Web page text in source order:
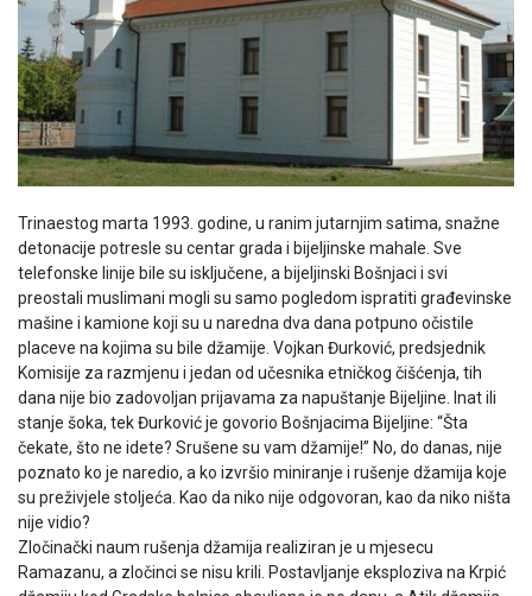
Trinaestog marta 1993. godine, u ranim jutarnjim satima, snažne
detonacije potresle su centar grada i bijeljinske mahale. Sve
telefonske linije bile su isključene, a bijeljinski Bošnjaci i svi
preostali muslimani mogli su samo pogledom ispratiti građevinske
mašine i kamione koji su u naredna dva dana potpuno očistile
placeve na kojima su bile džamije. Vojkan Đurković, predsjednik
Komisije za razmjenu i jedan od učesnika etničkog čišćenja, tih
dana nije bio zadovoljan prijavama za napuštanje Bijeljine. Inat ili
stanje šoka, tek Đurković je govorio Bošnjacima Bijeljine: “Šta
čekate, što ne idete? Srušene su vam džamije!” No, do danas, nije
poznato ko je naredio, a ko izvršio miniranje i rušenje džamija koje
su preživjele stoljeća. Kao da niko nije odgovoran, kao da niko ništa
nije vidio?
Zločinački naum rušenja džamija realiziran je u mjesecu
Ramazanu, a zločinci se nisu krili. Postavljanje eksploziva na Krpić